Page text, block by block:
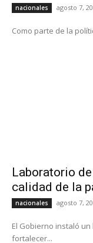
nacionales agosto 7,
Como parte de la
Laboratorio
calidad de la
nacionales agosto 7,
El Gobierno instaló
fortalecer...